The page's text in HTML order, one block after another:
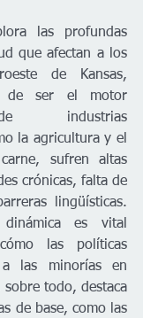
las profundas
que afectan a los
de Kansas,
de ser el motor
industrias
la agricultura y el
sufren altas
crónicas, falta de
lingüísticas.
dinámica es vital
las políticas
a las minorías en
todo, destaca
de base, como las